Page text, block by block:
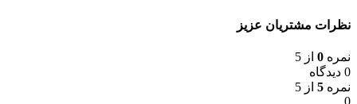
نظرات مشتریان عزیز
نمره 0 از 5
0 دیدگاه
نمره 5 از 5
0